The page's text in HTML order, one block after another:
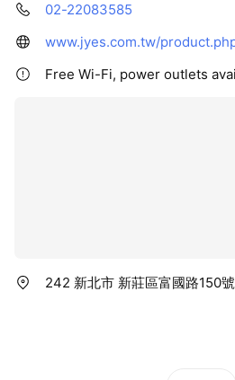
02-22083585
www.jyes.com.tw/
Free Wi-Fi, power outlets
242 新北市 新莊區富國路150號